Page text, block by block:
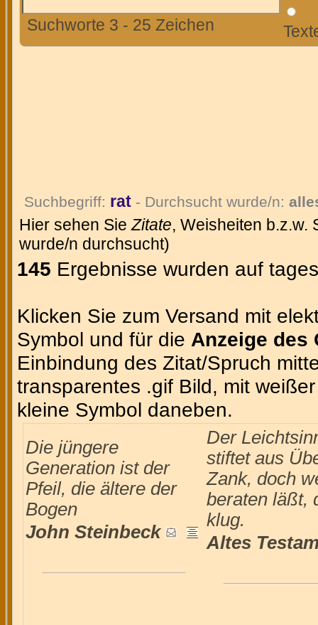
Suchworte 3 - 25 Zeichen
Suchbegriff: rat- Durchsucht wurde/n:
Hier sehen SieZitate, Weisheiten b.z.w.
wurde/n durchsucht)
145 Ergebnisse wurden auf
Klicken Sie zum Versand mit
Symbol und für die Anzeige des
Einbindung des Zitat/Spruch
transparentes .gif Bild, mit
kleine Symbol daneben.
Die jüngere
Generation ist der
Pfeil, die ältere der
Bogen
John Steinbeck
Der
stiftet aus
Zank, doch
beraten läßt,
klug.
Altes